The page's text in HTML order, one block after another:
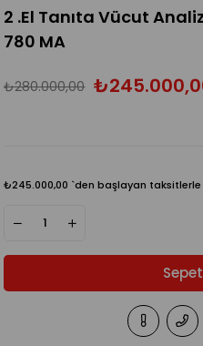
2 .El Tanıta Vücut
780 MA
₺280.000,00
₺245.000,00 `den başlayan taksitlerle